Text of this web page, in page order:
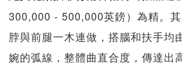
300,000 - 500,000英鎊）為精。
脖與前腿一木連做，搭腦和扶手均
婉的弧線，整體曲直合度，傳達出